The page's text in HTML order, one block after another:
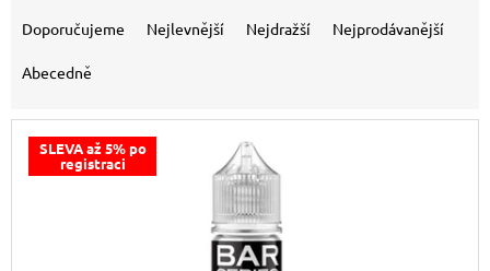
Doporučujeme Nejlevnější Nejdražší Nejprodávanější
Abecedně
Výpis produktů
SLEVA až 5% po
registraci